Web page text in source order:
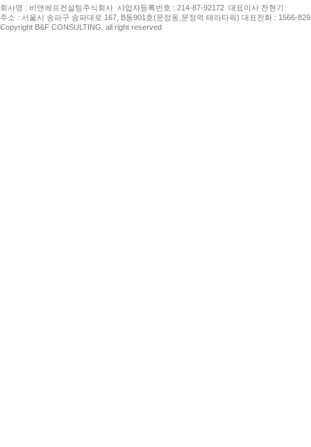
회사명 : 비앤에프컨설팅주식회사 사업자등록번호 : 214-87-92172 대표이사 천현기
주소 : 서울시 송파구 송파대로 167, B동901호(문정동,문정역 테라타워) 대표전화 : 1566-
Copyright B&F CONSULTING. all right reserved